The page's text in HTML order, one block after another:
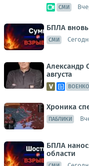
СМИ
БПЛА
СМИ
Александр
августа
Хроника
ПАБЛИКИ
БПЛА
области